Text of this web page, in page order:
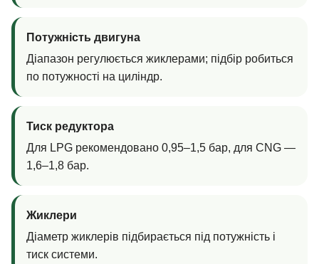
Потужність двигуна
Діапазон регулюється жиклерами; підбір робиться
по потужності на циліндр.
Тиск редуктора
Для LPG рекомендовано 0,95–1,5 бар, для CNG —
1,6–1,8 бар.
Жиклери
Діаметр жиклерів підбирається під потужність і
тиск системи.